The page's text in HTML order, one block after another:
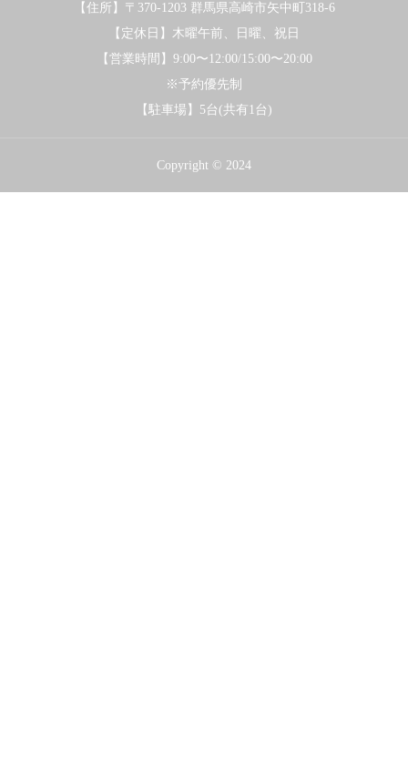
【住所】〒370-1203 群馬県高崎市矢中町318-6
【定休日】木曜午前、日曜、祝日
【営業時間】9:00〜12:00/15:00〜20:00
※予約優先制
【駐車場】5台(共有1台)
Copyright © 2024